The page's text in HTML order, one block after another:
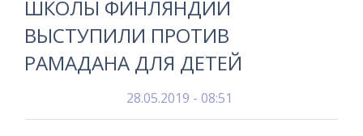
ШКОЛЫ ФИНЛЯНДИИ
ВЫСТУПИЛИ ПРОТИВ
РАМАДАНА ДЛЯ ДЕТЕЙ
28.05.2019 - 08:51